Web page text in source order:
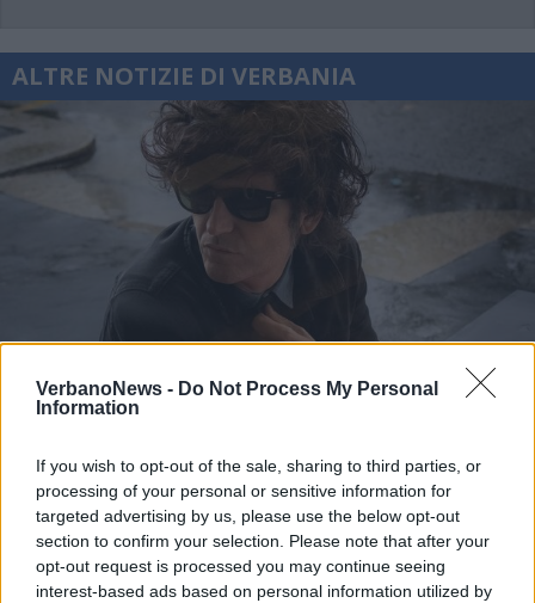
VerbanoNews - Do Not Process My Personal
Information
If you wish to opt-out of the sale, sharing to third parties, or
processing of your personal or sensitive information for
targeted advertising by us, please use the below opt-out
section to confirm your selection. Please note that after your
opt-out request is processed you may continue seeing
interest-based ads based on personal information utilized by
ALTRE NOTIZIE DI VERBANIA
VERBANIA
Musica e Spiritualità chiude con
Dente: concerto gratuito a Villa
Maioni a Verbania